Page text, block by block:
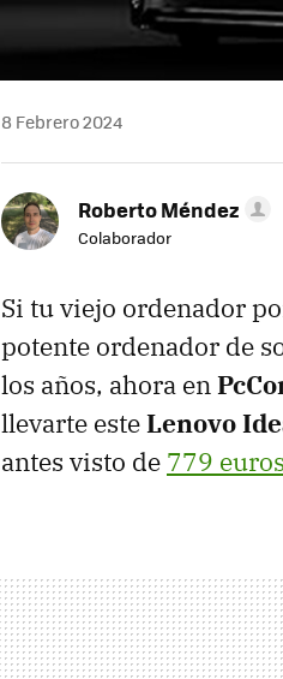
8 Febrero 2024
Roberto Méndez
Colaborador
Si tu viejo ordenador
potente ordenador de
los años, ahora en
llevarte esteLenovo
antes visto de 779 euros